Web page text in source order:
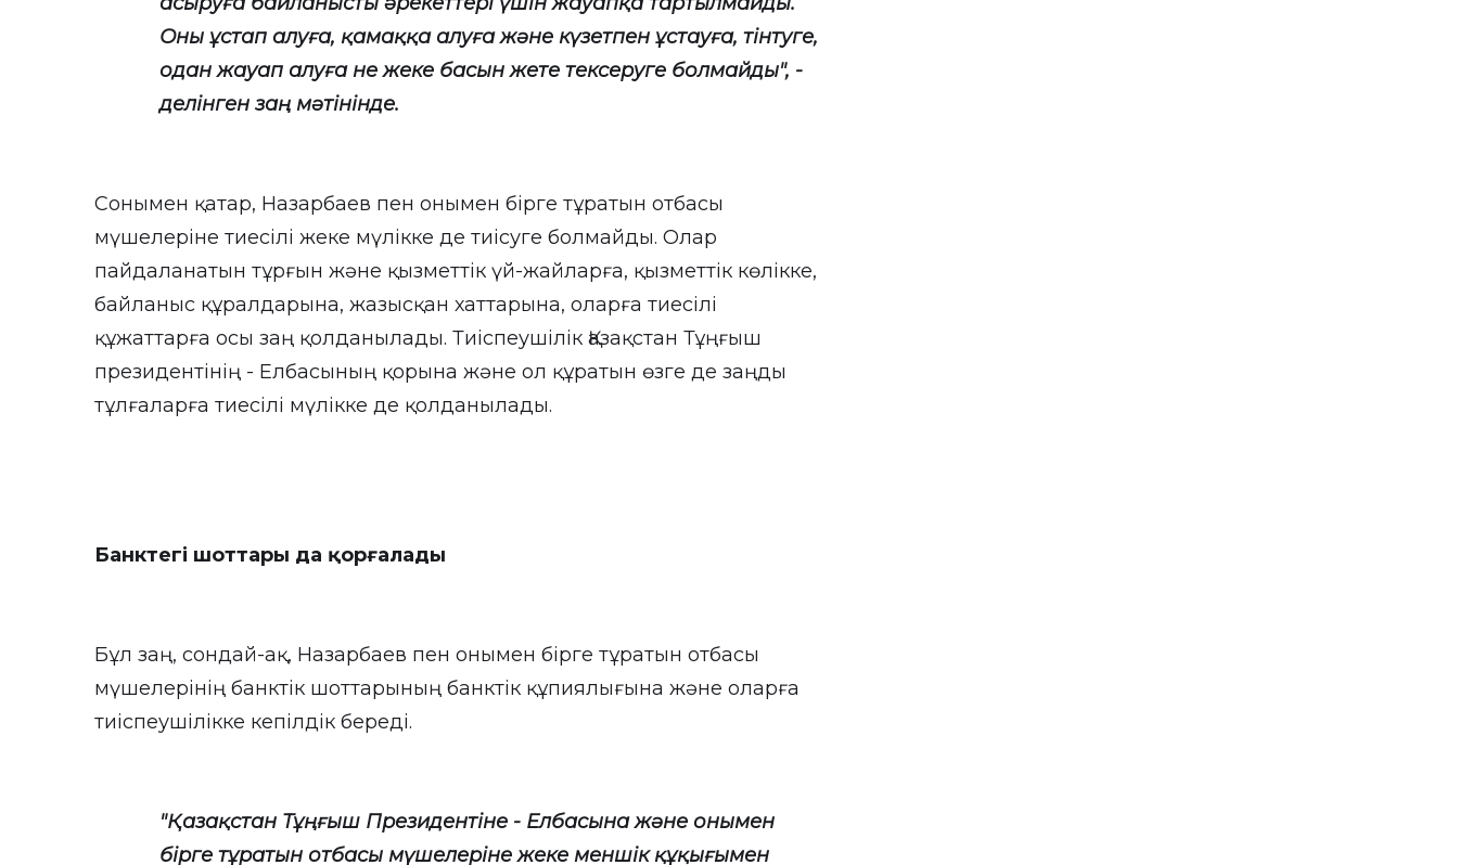
Оны ұстап алуға, қамаққа алуға және күзетпен ұстауға, тінтуге,
одан жауап алуға не жеке басын жете тексеруге болмайды", -
делінген заң мәтінінде.
Сонымен қатар, Назарбаев пен онымен бірге тұратын отбасы
мүшелеріне тиесілі жеке мүлікке де тиісуге болмайды. Олар
пайдаланатын тұрғын және қызметтік үй-жайларға, қызметтік көлікке,
байланыс құралдарына, жазысқан хаттарына, оларға тиесілі
құжаттарға осы заң қолданылады. Тиіспеушілік Қазақстан Тұңғыш
президентінің - Елбасының қорына және ол құратын өзге де заңды
тұлғаларға тиесілі мүлікке де қолданылады.
Банктегі шоттары да қорғалады
Бұл заң, сондай-ақ, Назарбаев пен онымен бірге тұратын отбасы
мүшелерінің банктік шоттарының банктік құпиялығына және оларға
тиіспеушілікке кепілдік береді.
"Қазақстан Тұңғыш Президентіне - Елбасына және онымен
бірге тұратын отбасы мүшелеріне жеке меншік құқығымен